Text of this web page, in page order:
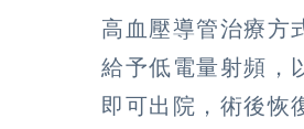
高血壓導管治療方
給予低電量射頻，
即可出院，術後恢